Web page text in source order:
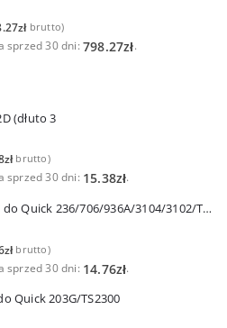
złbrutto)
sprzed 30 dni: 798.27zł.
(dłuto 3
złbrutto)
sprzed 30 dni: 15.38zł.
Grot Q-T-1.5C do Quick 236/706/936A/3104/3102/TS1100
złbrutto)
sprzed 30 dni: 14.76zł.
Quick 203G/TS2300